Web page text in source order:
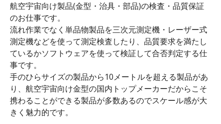
航空宇宙向け製品(金型・治具・部品)の検査・品質保証
のお仕事です。
流れ作業でなく単品物製品を三次元測定機・レーザー式
測定機などを使って測定検査したり、品質要求を満たし
ているかソフトウェアを使って検証して合否判定する仕
事です。
手のひらサイズの製品から10メートルを超える製品があ
り、航空宇宙向け金型の国内トップメーカーだからこそ
携わることができる製品が多数あるのでスケール感が大
きく魅力的です。